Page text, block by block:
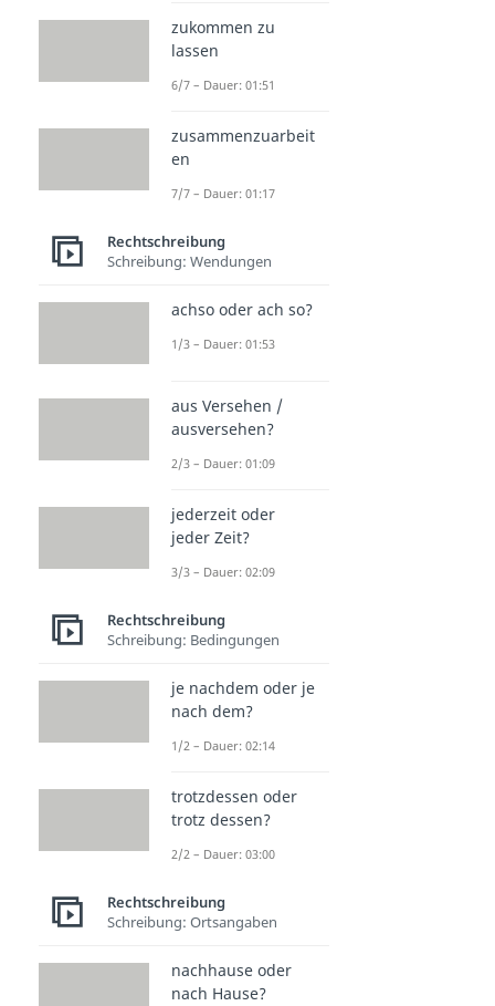
zukommen zu
lassen
6/7 – Dauer: 01:51
zusammenzuarbeit
en
7/7 – Dauer: 01:17
Rechtschreibung
Schreibung: Wendungen
achso oder ach so?
1/3 – Dauer: 01:53
aus Versehen /
ausversehen?
2/3 – Dauer: 01:09
jederzeit oder
jeder Zeit?
3/3 – Dauer: 02:09
Rechtschreibung
Schreibung: Bedingungen
je nachdem oder je
nach dem?
1/2 – Dauer: 02:14
trotzdessen oder
trotz dessen?
2/2 – Dauer: 03:00
Rechtschreibung
Schreibung: Ortsangaben
nachhause oder
nach Hause?